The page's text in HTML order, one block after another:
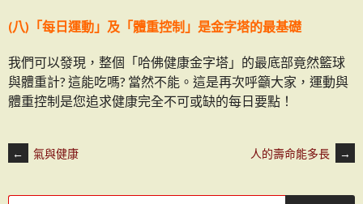
(八)「每日運動」及「體重控制」是金字塔的最基礎
我們可以發現，整個「哈佛健康金字塔」的最底部竟然籃球
與體重計? 這能吃嗎? 當然不能。這是再次呼籲大家，運動與
體重控制是您追求健康完全不可或缺的每日要點！
文
← 氣與健康 人的壽命能多長 →